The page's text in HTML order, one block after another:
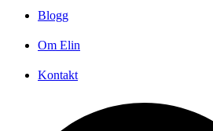
Blogg
Om Elin
Kontakt